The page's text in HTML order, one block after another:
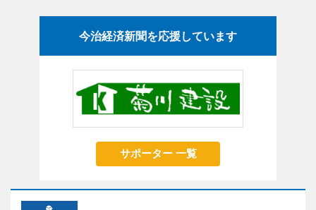
今治経済新聞を応援しています
サポーター 一覧